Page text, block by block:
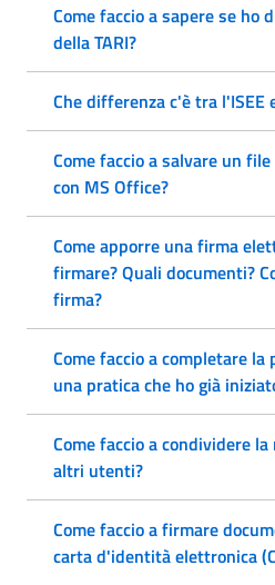
Come faccio a sapere se ho
della TARI?
Che differenza c'è tra l'ISEE
Come faccio a salvare un
con MS Office?
Come apporre una firma
firmare? Quali documenti?
firma?
Come faccio a completare la
una pratica che ho già
Come faccio a condividere
altri utenti?
Come faccio a firmare
carta d'identità elettronica